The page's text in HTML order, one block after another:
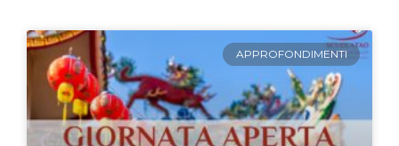
APPROFONDIMENTI